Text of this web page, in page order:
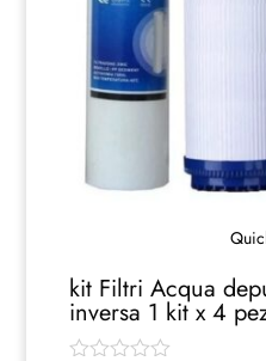
kit Filtri Acqua
inversa 1 kit x 4